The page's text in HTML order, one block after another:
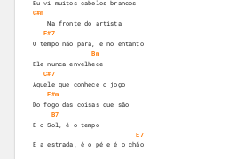
Eu vi muitos cabelos brancos
C#m
    Na fronte do artista
F#7
O tempo não para, e no entanto
Bm
Ele nunca envelhece
C#7
Aquele que conhece o jogo
F#m
Do fogo das coisas que são
B7
É o Sol, é o tempo
E7
É a estrada, é o pé e é o chão